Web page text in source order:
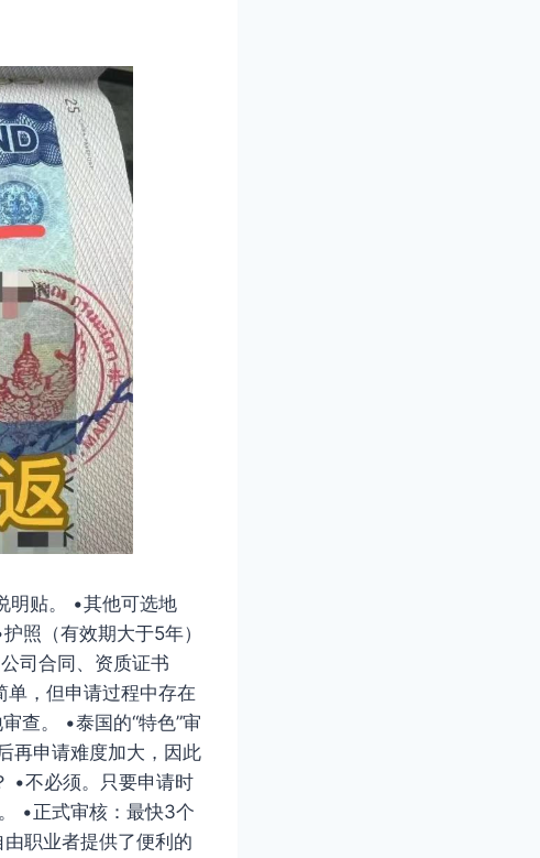
明贴。 •其他可选地
照（有效期大于5年）
司合同、资质证书
，但申请过程中存在
查。 •泰国的“特色”审
再申请难度加大，因此
•不必须。只要申请时
•正式审核：最快3个
职业者提供了便利的